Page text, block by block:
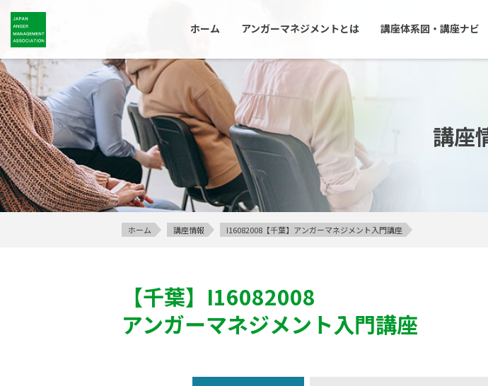
ホーム アンガーマネジメントとは 講座体系図・講座ナビ
講座
ホーム 講座情報 I16082008【千葉】アンガーマネジメント入門講座
【千葉】 I16082008
アンガーマネジメント入門講座